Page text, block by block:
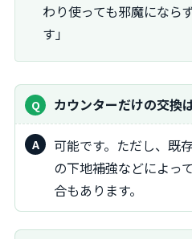
わり使っても邪魔になら
す」
カウンターだけの交換
可能です。ただし、既存浴室の状況や配管、壁面
の下地補強などによっ
合もあります。